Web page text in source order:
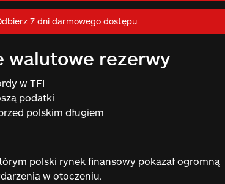
7 dni darmowego dostępu
walutowe rezerwy
w TFI
podatki
polskim długiem
polski rynek finansowy pokazał ogromną
w otoczeniu.